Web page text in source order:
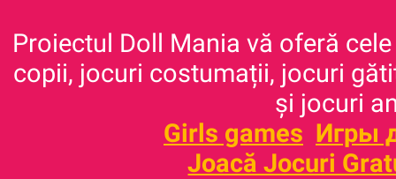
Proiectul Doll Mania vă oferă
copii, jocuri costumații, jocuri
și jocuri
Girls games Игры
Joacă Jocuri